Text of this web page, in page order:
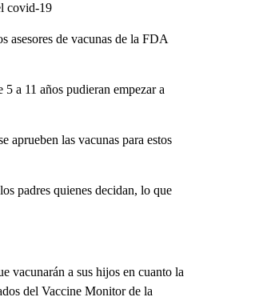
covid-19
asesores de vacunas de la FDA
a 11 años pudieran empezar a
aprueben las vacunas para estos
padres quienes decidan, lo que
vacunarán a sus hijos en cuanto la
del Vaccine Monitor de la